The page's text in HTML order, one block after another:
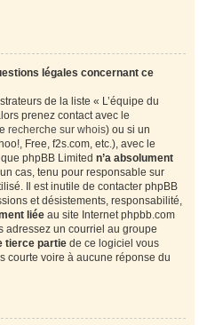
légales concernant ce
de la liste « L’équipe du
prenez contact avec le
recherche sur whois) ou si un
Free, f2s.com, etc.), avec le
phpBB Limited n’a absolument
cas, tenu pour responsable sur
Il est inutile de contacter phpBB
et désistements, responsabilité,
liée au site Internet phpbb.com
adressez un courriel au groupe
tierce partie de ce logiciel vous
courte voire à aucune réponse du